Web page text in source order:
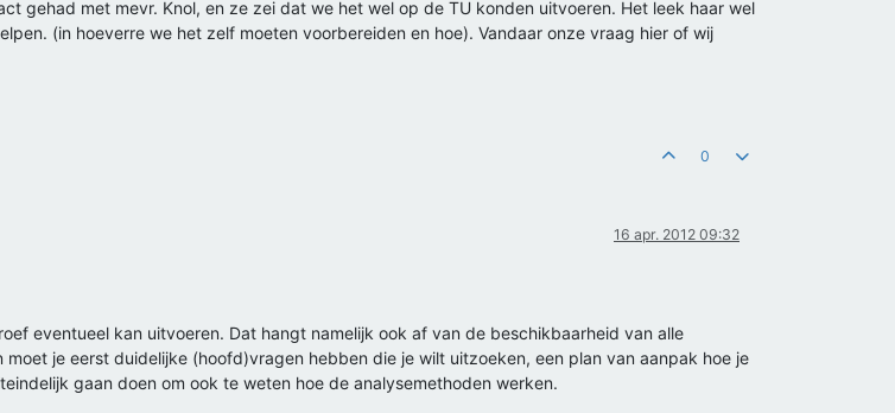
gehad met mevr. Knol, en ze zei dat we het wel op de TU konden uitvoeren. Het leek haar wel
(in hoeverre we het zelf moeten voorbereiden en hoe). Vandaar onze vraag hier of wij
0
16 apr. 2012 09:32
eventueel kan uitvoeren. Dat hangt namelijk ook af van de beschikbaarheid van alle
je eerst duidelijke (hoofd)vragen hebben die je wilt uitzoeken, een plan van aanpak hoe je
gaan doen om ook te weten hoe de analysemethoden werken.